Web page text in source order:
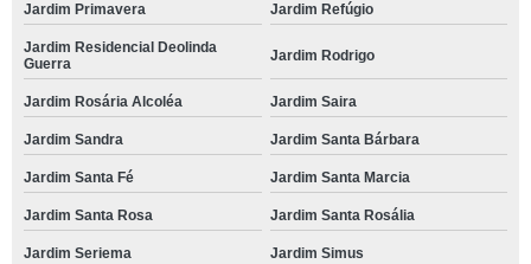
Jardim Primavera Jardim Refúgio
Jardim Residencial Deolinda
Guerra
Jardim Rodrigo
Jardim Rosária Alcoléa Jardim Saira
Jardim Sandra Jardim Santa Bárbara
Jardim Santa Fé Jardim Santa Marcia
Jardim Santa Rosa Jardim Santa Rosália
Jardim Seriema Jardim Simus